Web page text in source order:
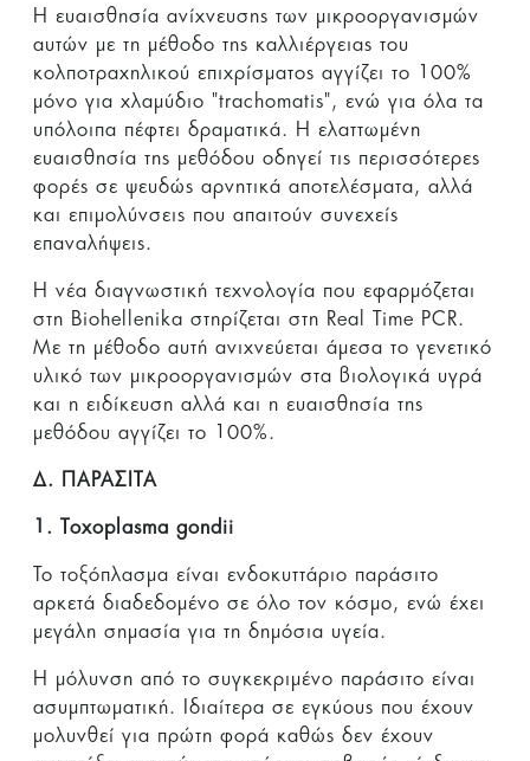
Η ευαισθησία ανίχνευσης των μικροοργανισμών
αυτών με τη μέθοδο της καλλιέργειας του
κολποτραχηλικού επιχρίσματος αγγίζει το 100%
μόνο για χλαμύδιο "trachomatis", ενώ για όλα τα
υπόλοιπα πέφτει δραματικά. Η ελαττωμένη
ευαισθησία της μεθόδου οδηγεί τις περισσότερες
φορές σε ψευδώς αρνητικά αποτελέσματα, αλλά
και επιμολύνσεις που απαιτούν συνεχείς
επαναλήψεις.
Η νέα διαγνωστική τεχνολογία που εφαρμόζεται
στη Biohellenika στηρίζεται στη Real Time PCR.
Με τη μέθοδο αυτή ανιχνεύεται άμε­σα το γενετικό
υλικό των μικροοργανισμών στα βιολογικά υγρά
και η ειδίκευση αλλά και η ευαισθησία της
μεθόδου αγγίζει το 100%.
Δ. ΠΑΡΑΣΙΤΑ
1. Toxoplasma gondii
Το τοξόπλασμα είναι ενδοκυττάριο παράσιτο
αρκετά διαδεδομένο σε όλο τον κόσμο, ενώ έχει
μεγάλη σημασία για τη δημόσια υγεία.
Η μόλυνση από το συγκεκριμένο παράσιτο είναι
ασυμπτωματική. Ιδιαίτερα σε εγκύους που έχουν
μολυνθεί για πρώτη φορά καθώς δεν έχουν